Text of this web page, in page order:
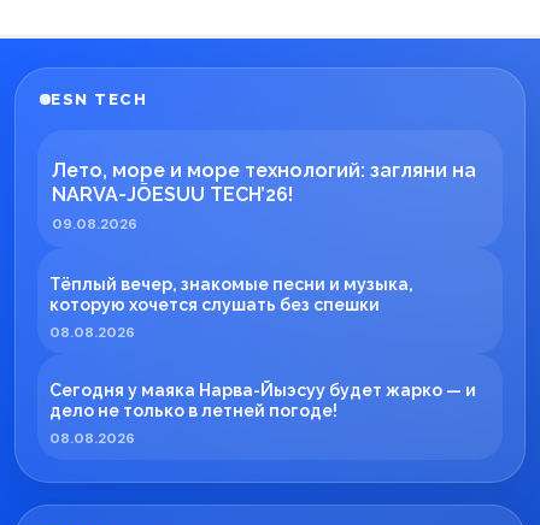
ESN TECH
Лето, море и море технологий: загляни на
NARVA-JÕESUU TECH’26!
09.08.2026
Тёплый вечер, знакомые песни и музыка,
которую хочется слушать без спешки
08.08.2026
Сегодня у маяка Нарва-Йыэсуу будет жарко — и
дело не только в летней погоде!
08.08.2026